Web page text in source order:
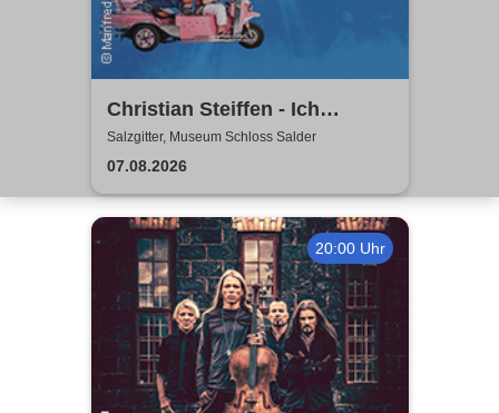
Christian Steiffen - Ich
komme! 2026
Salzgitter, Museum Schloss Salder
07.08.2026
20:00 Uhr